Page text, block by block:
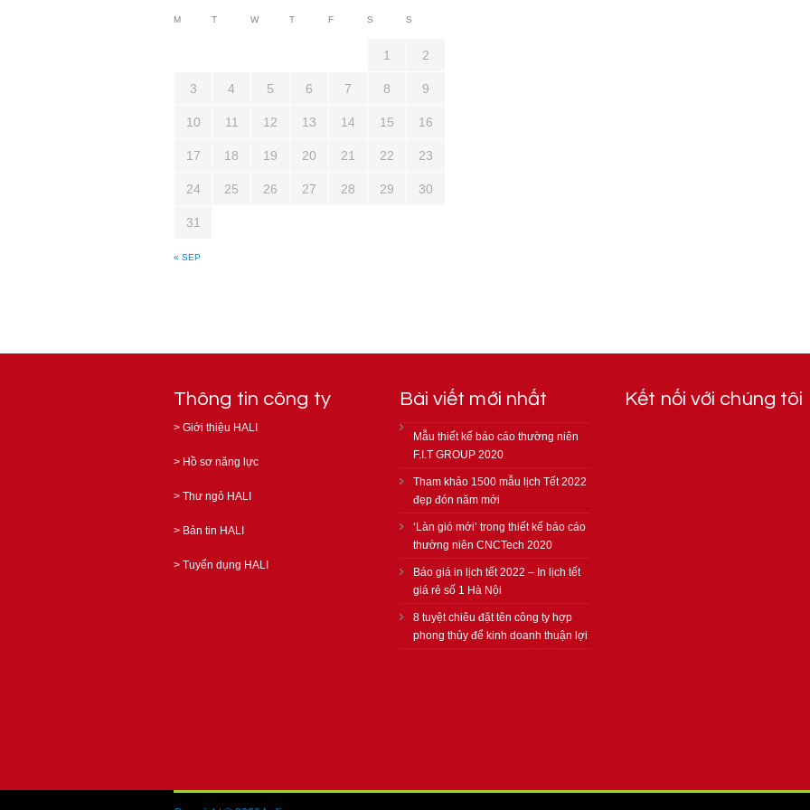
M T W T F S S
« SEP
1 2
3 4 5 6 7 8 9
10 11 12 13 14 15 16
17 18 19 20 21 22 23
24 25 26 27 28 29 30
31
Thông tin công ty
> Giới thiệu HALI
> Hồ sơ năng lực
> Thư ngỏ HALI
> Bản tin HALI
> Tuyển dụng HALI
Bài viết mới nhất
Mẫu thiết kế báo cáo thường niên
F.I.T GROUP 2020
Tham khảo 1500 mẫu lịch Tết 2022
đẹp đón năm mới
‘Làn gió mới’ trong thiết kế báo cáo
thường niên CNCTech 2020
Báo giá in lịch tết 2022 – In lịch tết
giá rẻ số 1 Hà Nội
8 tuyệt chiêu đặt tên công ty hợp
phong thủy để kinh doanh thuận lợi
Kết nối với chúng tôi